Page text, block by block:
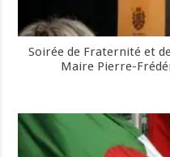
Soirée de Fraternité et
Maire Pierre-